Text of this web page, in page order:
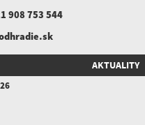
908 753 544
AKTUALITY